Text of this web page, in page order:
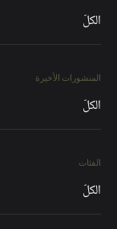
الكلّ
المنشورات الأخيرة
الكلّ
الفئات
الكلّ